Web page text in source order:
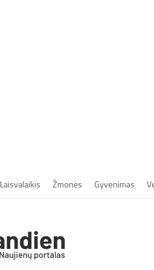
Laisvalaikis Žmonės Gyvenimas